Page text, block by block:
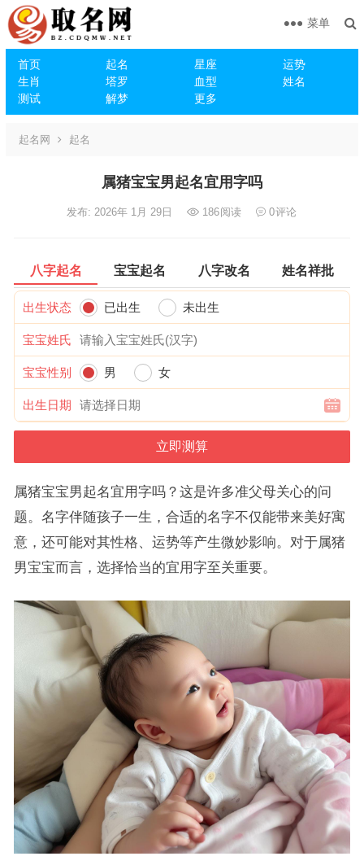
首页 起名 星座
运势
生肖
塔罗 血型
姓名
测试
解梦 更多
菜单
起名网 起名
属猪宝宝男起名宜用字吗
发布: 2026年 1月 29日 186阅读 0评论
八字起名 宝宝起名 八字改名 姓名祥批
出生状态 已出生 未出生
宝宝姓氏
宝宝性别 男 女
出生日期
属猪宝宝男起名宜用字吗？这是许多准父母关心的问
题。名字伴随孩子一生，合适的名字不仅能带来美好寓
意，还可能对其性格、运势等产生微妙影响。对于属猪
男宝宝而言，选择恰当的宜用字至关重要。